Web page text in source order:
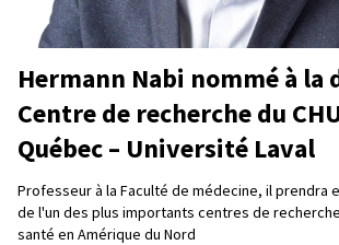
Hermann Nabi nommé à la
Centre de recherche du
Québec – Université Laval
Professeur à la Faculté de médecine, il prendra
de l'un des plus importants centres de
santé en Amérique du Nord